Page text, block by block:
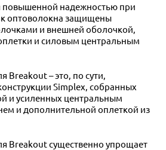
повышенной надежностью при
оптоволокна защищены
и внешней оболочкой,
и силовым центральным
Breakout – это, по сути,
Simplex, собранных
и усиленных центральным
и дополнительной оплеткой из
Breakout существенно упрощает